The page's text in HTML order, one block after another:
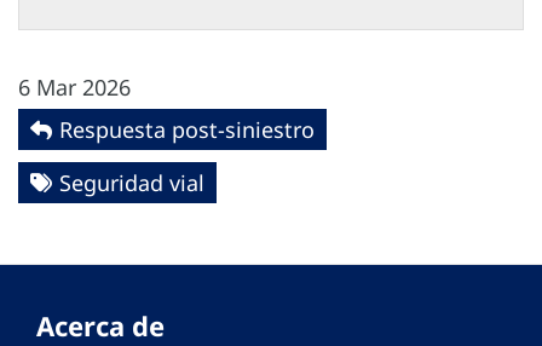
6 Mar 2026
Respuesta post-siniestro
Seguridad vial
Acerca de